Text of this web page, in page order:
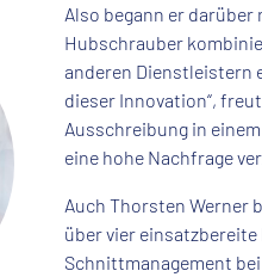
Also begann er darüber
Hubschrauber
anderen Dienstleistern
dieser Innovation“,
Ausschreibung in
eine hohe Nachfrage
Auch Thorsten Werner
über vier
Schnittmanagement